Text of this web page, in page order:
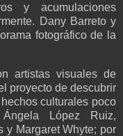
y acumulaciones
Dany Barreto y
fotográfico de la
artistas visuales de
proyecto de descubrir
culturales poco
López Ruiz,
y Margaret Whyte; por